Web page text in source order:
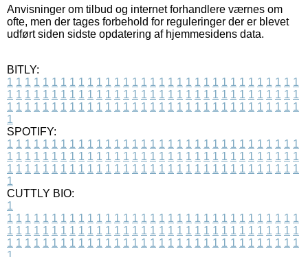
Anvisninger om tilbud og internet forhandlere værnes om
ofte, men der tages forbehold for reguleringer der er blevet
udført siden sidste opdatering af hjemmesidens data.
BITLY:
1 1 1 1 1 1 1 1 1 1 1 1 1 1 1 1 1 1 1 1 1 1 1 1 1 1 1 1 1 1 1 1 1
1 1 1 1 1 1 1 1 1 1 1 1 1 1 1 1 1 1 1 1 1 1 1 1 1 1 1 1 1 1 1 1 1
1 1 1 1 1 1 1 1 1 1 1 1 1 1 1 1 1 1 1 1 1 1 1 1 1 1 1 1 1 1 1 1 1
1
SPOTIFY:
1 1 1 1 1 1 1 1 1 1 1 1 1 1 1 1 1 1 1 1 1 1 1 1 1 1 1 1 1 1 1 1 1
1 1 1 1 1 1 1 1 1 1 1 1 1 1 1 1 1 1 1 1 1 1 1 1 1 1 1 1 1 1 1 1 1
1 1 1 1 1 1 1 1 1 1 1 1 1 1 1 1 1 1 1 1 1 1 1 1 1 1 1 1 1 1 1 1 1
1
CUTTLY BIO:
1
1 1 1 1 1 1 1 1 1 1 1 1 1 1 1 1 1 1 1 1 1 1 1 1 1 1 1 1 1 1 1 1 1
1 1 1 1 1 1 1 1 1 1 1 1 1 1 1 1 1 1 1 1 1 1 1 1 1 1 1 1 1 1 1 1 1
1 1 1 1 1 1 1 1 1 1 1 1 1 1 1 1 1 1 1 1 1 1 1 1 1 1 1 1 1 1 1 1 1